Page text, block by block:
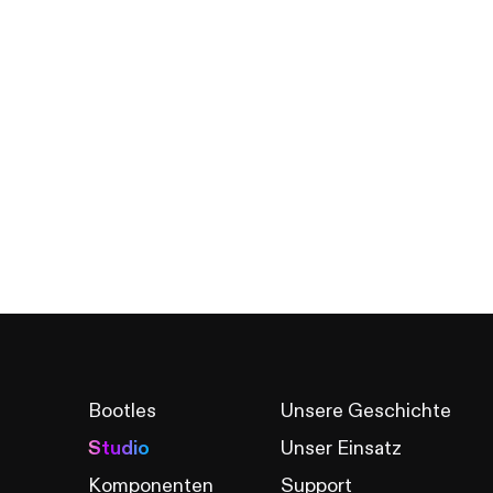
Bootles
Studio
Komponenten
Unsere Geschichte
Unser Einsatz
Support